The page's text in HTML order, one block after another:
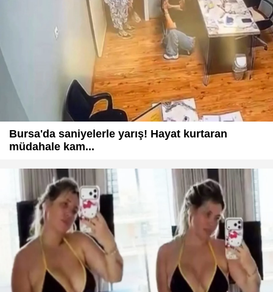
Bursa'da saniyelerle yarış! Hayat kurtaran
müdahale kam...